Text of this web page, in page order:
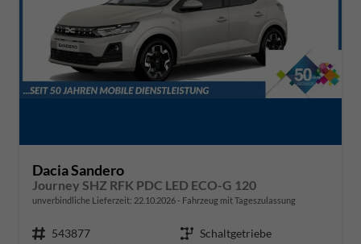
Dacia Sandero
Journey SHZ RFK PDC LED ECO-G 120
unverbindliche Lieferzeit: 22.10.2026 Fahrzeug mit Tageszulassung
Fahrzeugnr. 543877 Getriebe Schaltgetriebe